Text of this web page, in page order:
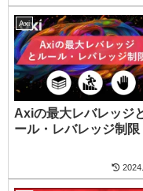
Axi
Axiの最大レバレッジ
ール・レバレッジ制限